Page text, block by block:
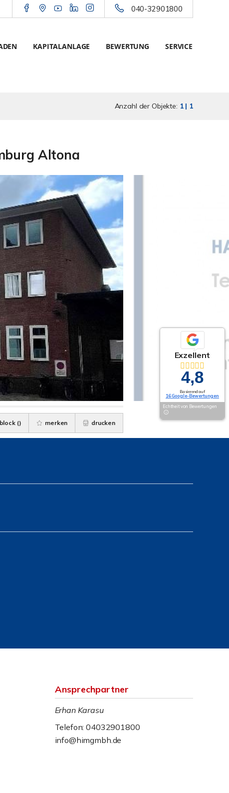
040-32901800
KAPITALANLAGE BEWERTUNG SERVICE
Anzahl der Objekte: 1 | 1
Altona
() merken drucken
Ansprechpartner
Erhan Karasu
Telefon: 04032901800
info@himgmbh.de
Exzellent
4,8
Basierend auf
16 Google-Bewertungen
Echtheit von Bewertungen